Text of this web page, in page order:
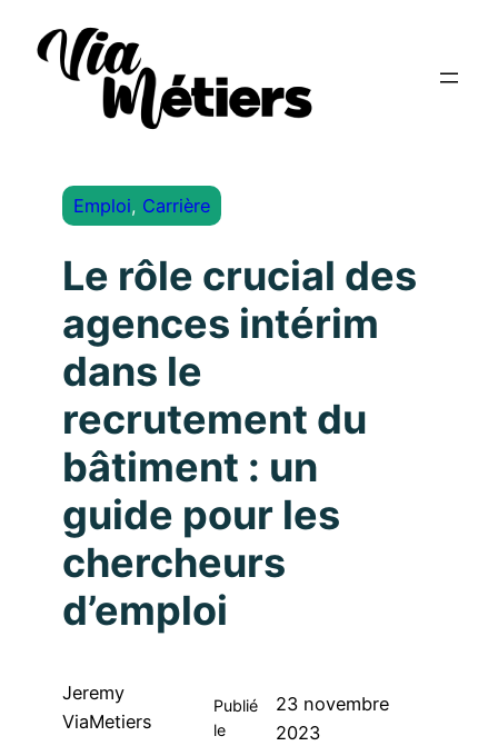
Emploi, Carrière
Le rôle crucial des
agences intérim
dans le
recrutement du
bâtiment : un
guide pour les
chercheurs
d’emploi
Jeremy
ViaMetiers
Publié
le
23 novembre
2023